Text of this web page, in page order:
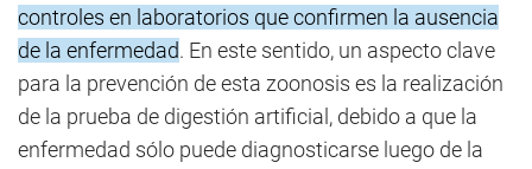
controles en laboratorios que confirmen la ausencia
de la enfermedad. En este sentido, un aspecto clave
para la prevención de esta zoonosis es la realización
de la prueba de digestión artificial, debido a que la
enfermedad sólo puede diagnosticarse luego de la